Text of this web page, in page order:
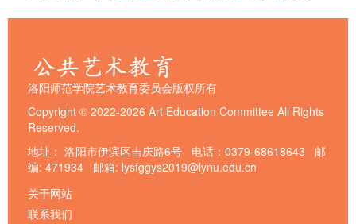
洛阳师范学院艺术教育委员会版权所有
Copyright © 2022-2026 Art Education Committee All Rights
Reserved.
地址： 洛阳市伊滨区吉庆路6号 电话：0379-68618643 邮
编: 471934 邮箱: lysfggys2019@lynu.edu.cn
关于网站
联系我们